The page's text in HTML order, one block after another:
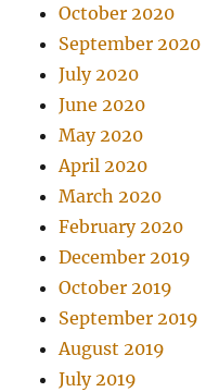
October 2020
September 2020
July 2020
June 2020
May 2020
April 2020
March 2020
February 2020
December 2019
October 2019
September 2019
August 2019
July 2019